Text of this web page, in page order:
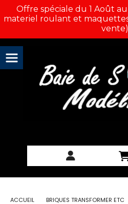
Offre spéciale du 1 Août
materiel roulant et
vente)
ACCUEIL BRIQUES TRANSFORMER ETC
Panneau de gestion des cookies